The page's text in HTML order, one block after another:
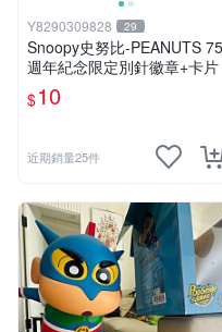
Y8290309828 29
Snoopy史努比-PEANUTS 75
週年紀念限定別針徽章+卡片
$10
近期銷量25件